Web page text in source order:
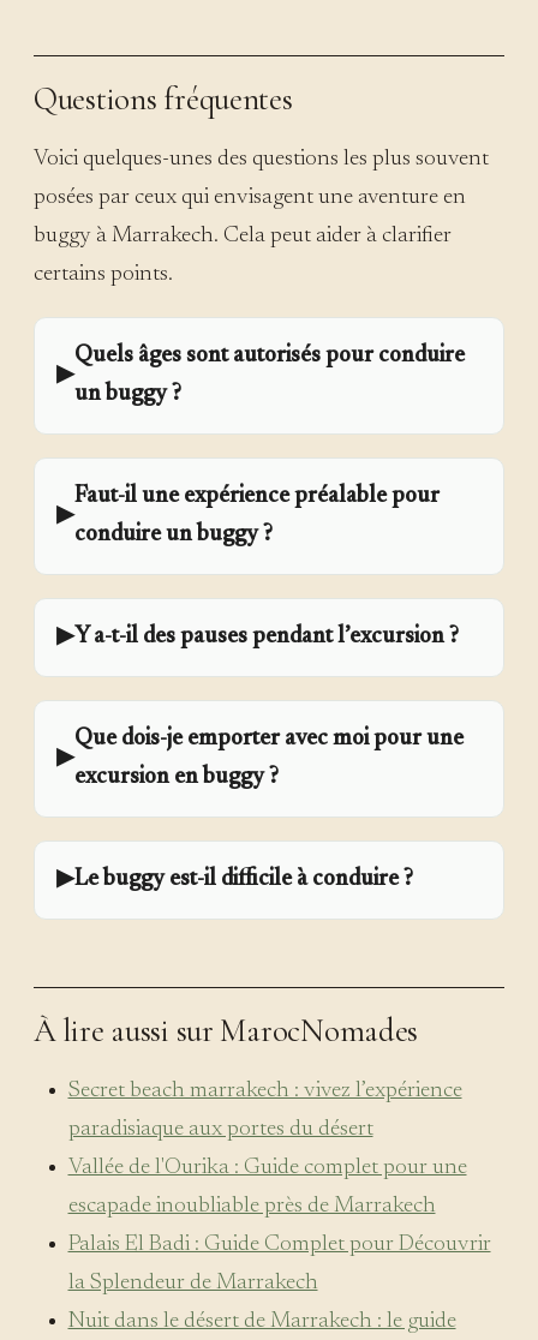
Questions fréquentes
Voici quelques-unes des questions les plus souvent
posées par ceux qui envisagent une aventure en
buggy à Marrakech. Cela peut aider à clarifier
certains points.
▶
Quels âges sont autorisés pour conduire
un buggy ?
▶
Faut-il une expérience préalable pour
conduire un buggy ?
▶Y a-t-il des pauses pendant l’excursion ?
▶
Que dois-je emporter avec moi pour une
excursion en buggy ?
▶Le buggy est-il difficile à conduire ?
À lire aussi sur MarocNomades
Secret beach marrakech : vivez l’expérience
paradisiaque aux portes du désert
Vallée de l'Ourika : Guide complet pour une
escapade inoubliable près de Marrakech
Palais El Badi : Guide Complet pour Découvrir
la Splendeur de Marrakech
Nuit dans le désert de Marrakech : le guide